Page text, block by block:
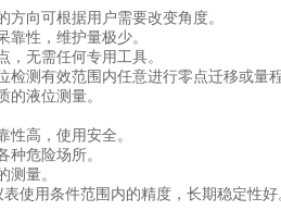
向可根据用户需要改变角度。
性，维护量极少。
无需任何专用工具。
测有效范围内任意进行零点迁移或量
液位测量。
高，使用安全。
危险场所。
量。
使用条件范围内的精度，长期稳定性好